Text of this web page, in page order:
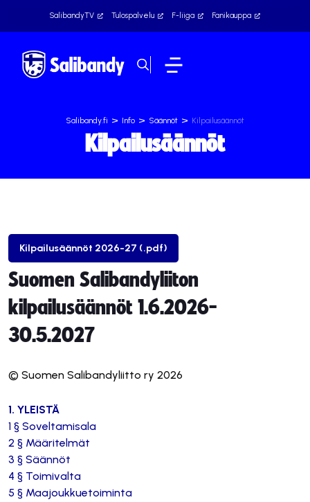
SalibandyTV Tulospalvelu F-liiga Fanikauppa
Salibandy.fi > Info > Säännöt > Kilpailusäännöt
Kilpailusäännöt
Kilpailusäännöt 2026-27 (.pdf)
Suomen Salibandyliiton
kilpailusäännöt 1.6.2026-
30.5.2027
© Suomen Salibandyliitto ry 2026
1. YLEISTÄ
1 § Soveltamisala
2 § Määritelmät
3 § Säännöt
4 § Toimivalta
5 § Maajoukkuetoiminta